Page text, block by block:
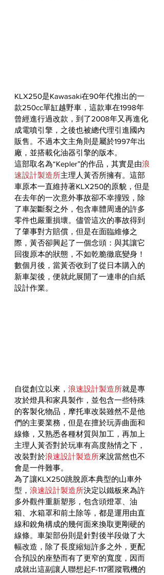
KLX250是Kawasaki在90年代推出的一
款250cc單缸越野車，這款車在1998年
曾經進行過改款，到了2008年又再進化
成電噴引擎，之後也被總代理引進國內
販售。不過本文主角則是屬於1997年出
廠，並搭載化油器引擎的版本。
這部取名為“Kepler”的作品，其實是由浪
速設計製造所主理人黃否所擁有。這部
車原本一直維持著KLX250的原貌，但是
在去年的一次意外事故卻不幸撞毀，除
了車架斷裂之外，包含車體周邊的許多
零件也嚴重損壞。儘管這次的事故得到
了肇事對方賠償，但是在面臨維修之
際，黃否卻興起了一個念頭：與其讓它
回復原本的狀態，不如乾脆徹底變身！
數個月後，當黃否收到了從日本購入的
新車架後，便就此展開了一連串的白紙
設計作業。
自從創立以來， 浪速設計製造所就是專
攻於燈具和家具製作，並包含一些特殊
的客製化物品，摩托車改裝雖然不是他
們的主要業務，但是在擅於玩弄曲面和
線條，又熟悉各種材質與加工，再加上
主理人黃否對於玩車有高度熱情之下，
改裝對於浪速設計製造所來說當然也不
會是一件難事。
為了讓KLX250跳脫原本典型的山車外
型， 浪速設計製造所決定以鐵板來為許
多外觀件重新塑形，包含頭燈罩、油
箱、水箱罩和前土除等，都是運用由直
線和銳角構成的幾何面來換取更剛硬的
線條。車架部份則是針對後半段做了大
幅改造，除了長度縮短許多之外，更配
合預設的座墊而有了更窄的寬度，因而
成就出這副讓人聯想起F-117匿蹤戰機的